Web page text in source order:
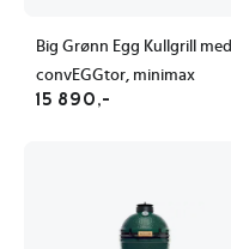
Big Grønn Egg Kullgrill med
convEGGtor, minimax
15 890,-